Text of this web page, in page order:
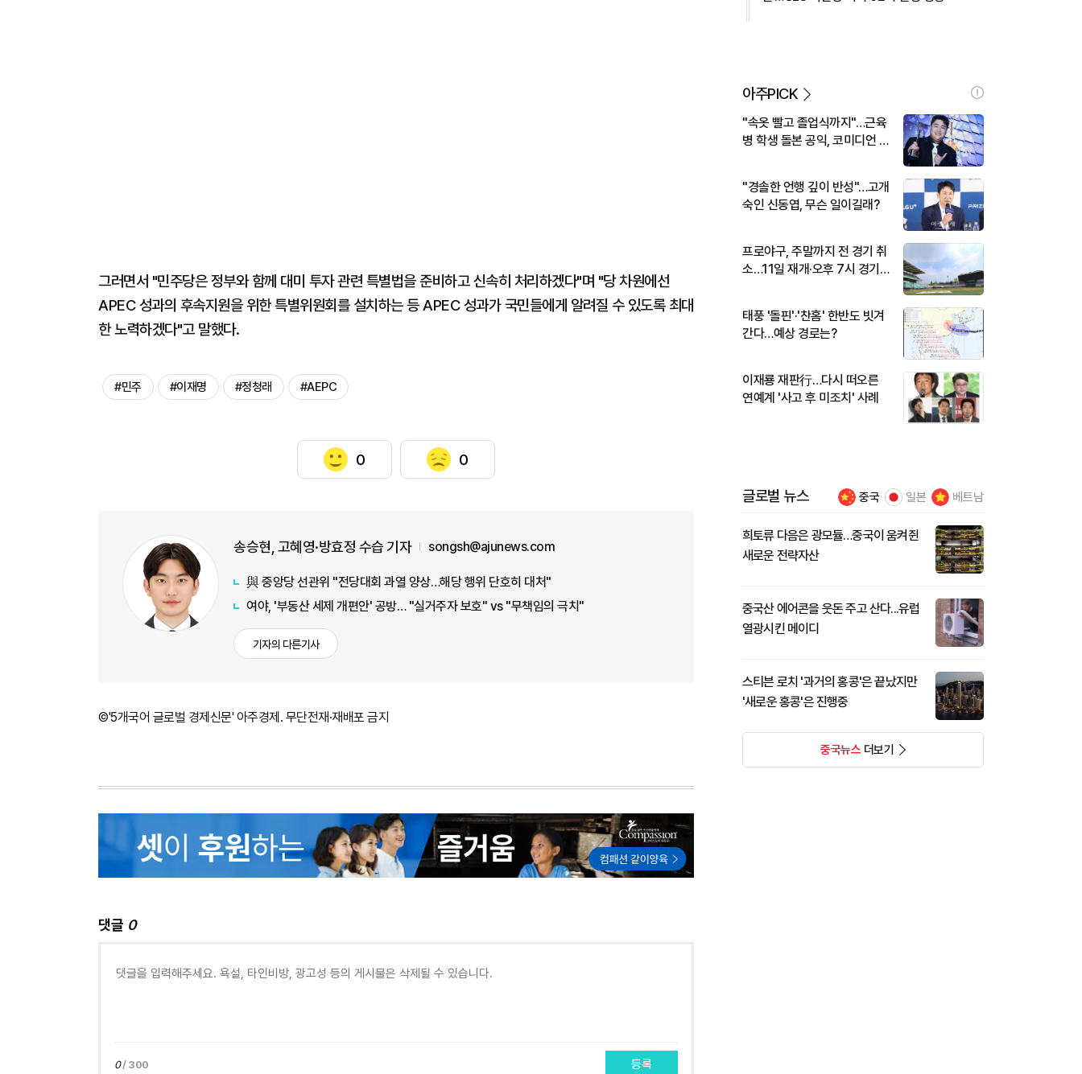
그러면서 "민주당은 정부와 함께 대미 투자 관련 특별법을 준비하고 신속히 처리하겠다"며 "당 차원에선
APEC 성과의 후속지원을 위한 특별위원회를 설치하는 등 APEC 성과가 국민들에게 알려질 수 있도록 최대
한 노력하겠다"고 말했다.
#민주 #이재명 #정청래 #AEPC
0 0
송승현, 고혜영·방효정 수습 기자 songsh@ajunews.com
與 중앙당 선관위 "전당대회 과열 양상…해당 행위 단호히 대처"
여야, '부동산 세제 개편안' 공방… "실거주자 보호" vs "무책임의 극치"
기자의 다른기사
©'5개국어 글로벌 경제신문' 아주경제. 무단전재·재배포 금지
댓글 0
0/ 300 등록
아주PICK
"속옷 빨고 졸업식까지"…근육
병 학생 돌본 공익, 코미디언 김
"경솔한 언행 깊이 반성"…고개
숙인 신동엽, 무슨 일이길래?
프로야구, 주말까지 전 경기 취
소…11일 재개·오후 7시 경기
태풍 '돌핀'·'찬홈' 한반도 빗겨
간다…예상 경로는?
이재룡 재판行…다시 떠오른
연예계 '사고 후 미조치' 사례
글로벌 뉴스 중국 일본 베트남
희토류 다음은 광모듈…중국이 움켜쥔
새로운 전략자산
중국산 에어콘을 웃돈 주고 산다...유럽
열광시킨 메이디
스티븐 로치 '과거의 홍콩'은 끝났지만
'새로운 홍콩'은 진행중
중국뉴스더보기